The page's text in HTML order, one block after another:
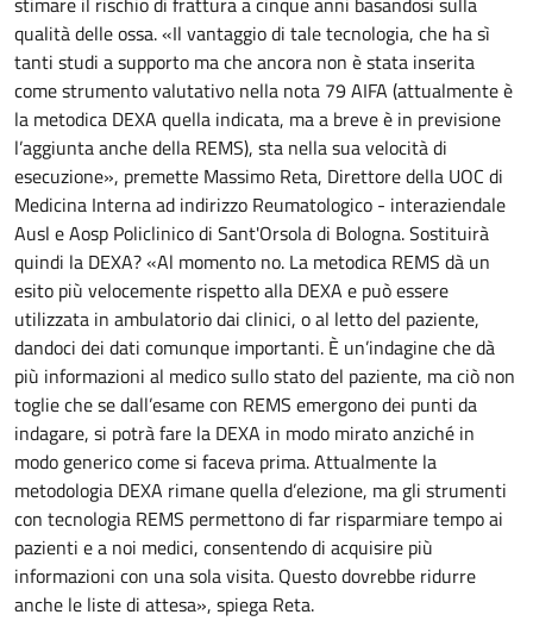
qualità delle ossa. «Il vantaggio di tale tecnologia, che ha sì
tanti studi a supporto ma che ancora non è stata inserita
come strumento valutativo nella nota 79 AIFA (attualmente è
la metodica DEXA quella indicata, ma a breve è in previsione
l’aggiunta anche della REMS), sta nella sua velocità di
esecuzione», premette Massimo Reta, Direttore della UOC di
Medicina Interna ad indirizzo Reumatologico - interaziendale
Ausl e Aosp Policlinico di Sant'Orsola di Bologna. Sostituirà
quindi la DEXA? «Al momento no. La metodica REMS dà un
esito più velocemente rispetto alla DEXA e può essere
utilizzata in ambulatorio dai clinici, o al letto del paziente,
dandoci dei dati comunque importanti. È un’indagine che dà
più informazioni al medico sullo stato del paziente, ma ciò non
toglie che se dall’esame con REMS emergono dei punti da
indagare, si potrà fare la DEXA in modo mirato anziché in
modo generico come si faceva prima. Attualmente la
metodologia DEXA rimane quella d’elezione, ma gli strumenti
con tecnologia REMS permettono di far risparmiare tempo ai
pazienti e a noi medici, consentendo di acquisire più
informazioni con una sola visita. Questo dovrebbe ridurre
anche le liste di attesa», spiega Reta.